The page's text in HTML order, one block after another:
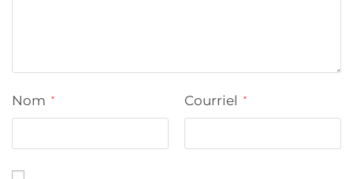
Nom * Courriel *